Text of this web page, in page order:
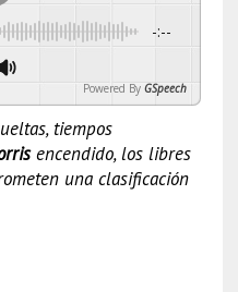
-:--
Powered By GSpeech
tiempos
encendido, los libres
una clasificación